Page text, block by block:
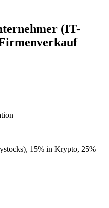
(IT-
15% in Krypto, 25%